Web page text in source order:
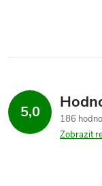
5,0
186
Zobrazit